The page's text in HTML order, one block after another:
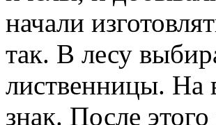
начали
так. В лесу
лиственницы. На
знак. После